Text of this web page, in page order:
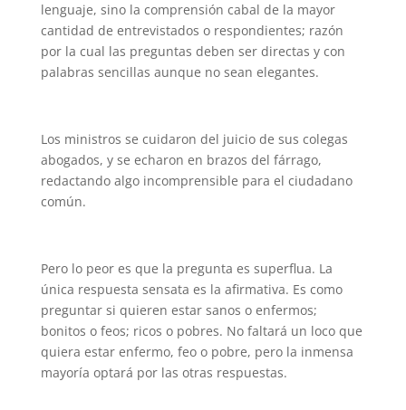
lenguaje, sino la comprensión cabal de la mayor
cantidad de entrevistados o respondientes; razón
por la cual las preguntas deben ser directas y con
palabras sencillas aunque no sean elegantes.
Los ministros se cuidaron del juicio de sus colegas
abogados, y se echaron en brazos del fárrago,
redactando algo incomprensible para el ciudadano
común.
Pero lo peor es que la pregunta es superflua. La
única respuesta sensata es la afirmativa. Es como
preguntar si quieren estar sanos o enfermos;
bonitos o feos; ricos o pobres. No faltará un loco que
quiera estar enfermo, feo o pobre, pero la inmensa
mayoría optará por las otras respuestas.